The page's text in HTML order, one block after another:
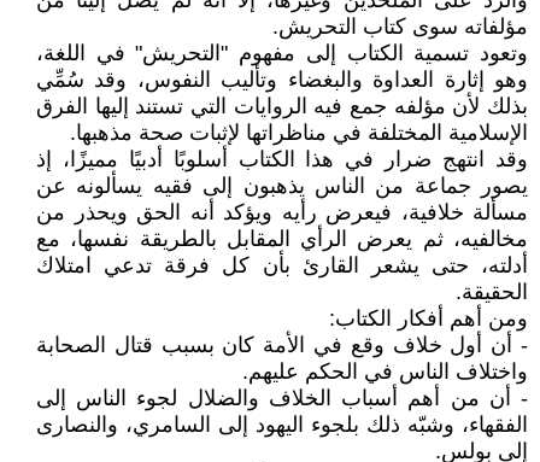
مؤلفاته سوى كتاب التحريش.
وتعود تسمية الكتاب إلى مفهوم "التحريش" في اللغة،
وهو إثارة العداوة والبغضاء وتأليب النفوس، وقد سُمِّي
بذلك لأن مؤلفه جمع فيه الروايات التي تستند إليها الفرق
الإسلامية المختلفة في مناظراتها لإثبات صحة مذهبها.
وقد انتهج ضرار في هذا الكتاب أسلوبًا أدبيًا مميزًا، إذ
يصور جماعة من الناس يذهبون إلى فقيه يسألونه عن
مسألة خلافية، فيعرض رأيه ويؤكد أنه الحق ويحذر من
مخالفيه، ثم يعرض الرأي المقابل بالطريقة نفسها، مع
أدلته، حتى يشعر القارئ بأن كل فرقة تدعي امتلاك
الحقيقة.
ومن أهم أفكار الكتاب:
- أن أول خلاف وقع في الأمة كان بسبب قتال الصحابة
واختلاف الناس في الحكم عليهم.
- أن من أهم أسباب الخلاف والضلال لجوء الناس إلى
الفقهاء، وشبّه ذلك بلجوء اليهود إلى السامري، والنصارى
إلى بولس.